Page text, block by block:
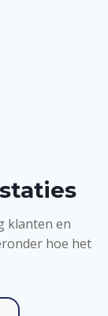
klanten en
hoe het